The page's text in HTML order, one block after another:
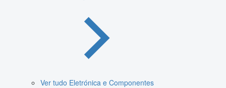
Ver tudo Eletrónica e Componentes